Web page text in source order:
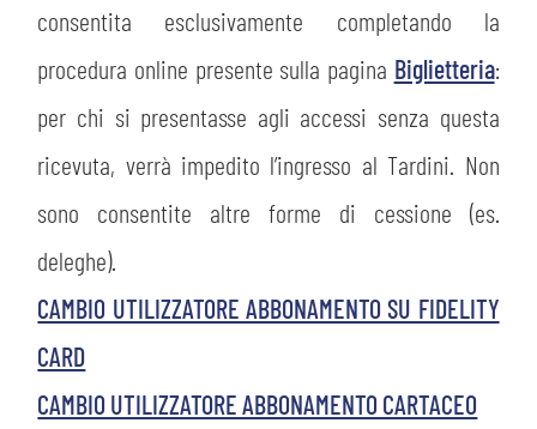
consentita esclusivamente completando la
procedura online presente sulla pagina Biglietteria:
per chi si presentasse agli accessi senza questa
ricevuta, verrà impedito l’ingresso al Tardini. Non
sono consentite altre forme di cessione (es.
deleghe).
CAMBIO UTILIZZATORE ABBONAMENTO SU FIDELITY
CARD
CAMBIO UTILIZZATORE ABBONAMENTO CARTACEO